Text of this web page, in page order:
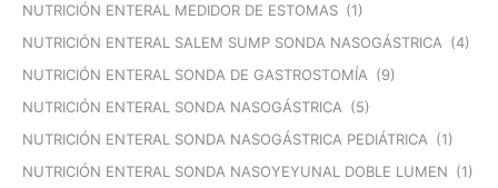
NUTRICIÓN ENTERAL MEDIDOR DE ESTOMAS (1)
NUTRICIÓN ENTERAL SALEM SUMP SONDA NASOGÁSTRICA (4)
NUTRICIÓN ENTERAL SONDA DE GASTROSTOMÍA (9)
NUTRICIÓN ENTERAL SONDA NASOGÁSTRICA (5)
NUTRICIÓN ENTERAL SONDA NASOGÁSTRICA PEDIÁTRICA (1)
NUTRICIÓN ENTERAL SONDA NASOYEYUNAL DOBLE LUMEN (1)